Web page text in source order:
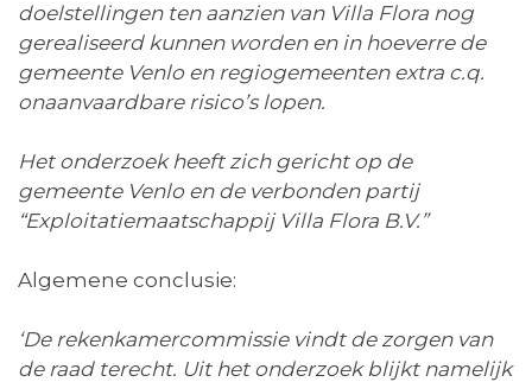
doelstellingen ten aanzien van Villa Flora nog
gerealiseerd kunnen worden en in hoeverre de
gemeente Venlo en regiogemeenten extra c.q.
onaanvaardbare risico’s lopen.
Het onderzoek heeft zich gericht op de
gemeente Venlo en de verbonden partij
“Exploitatiemaatschappij Villa Flora B.V.”
Algemene conclusie:
‘De rekenkamercommissie vindt de zorgen van
de raad terecht. Uit het onderzoek blijkt namelijk